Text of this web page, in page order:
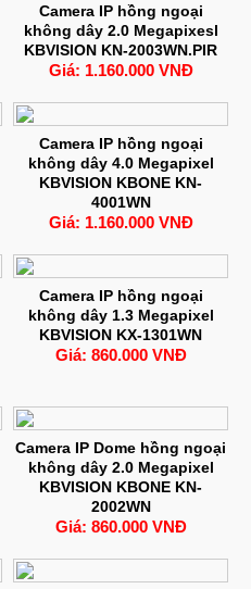
Camera IP hồng ngoại
không dây 2.0 Megapixesl
KBVISION KN-2003WN.PIR
Giá: 1.160.000 VNĐ
Camera IP hồng ngoại
không dây 4.0 Megapixel
KBVISION KBONE KN-
4001WN
Giá: 1.160.000 VNĐ
Camera IP hồng ngoại
không dây 1.3 Megapixel
KBVISION KX-1301WN
Giá: 860.000 VNĐ
Camera IP Dome hồng ngoại
không dây 2.0 Megapixel
KBVISION KBONE KN-
2002WN
Giá: 860.000 VNĐ